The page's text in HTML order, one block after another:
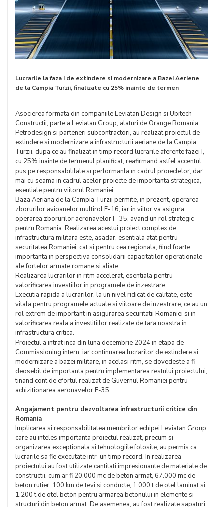
Lucrarile la faza I de extindere si modernizare a Bazei Aeriene
de la Campia Turzii, finalizate cu 25% inainte de termen
Asocierea formata din companiile Leviatan Design si Ubitech
Constructii, parte a Leviatan Group, alaturi de Orange Romania,
Petrodesign si parteneri subcontractori, au realizat proiectul de
extindere si modernizare a infrastructurii aeriane de la Campia
Turzii, dupa ce au finalizat in timp record lucrarile aferente fazei I,
cu 25% inainte de termenul planificat, reafirmand astfel accentul
pus pe responsabilitate si performanta in cadrul proiectelor, dar
mai cu seama in cadrul acelor proiecte de importanta strategica,
esentiale pentru viitorul Romaniei.
Baza Aeriana de la Campia Turzii permite, in prezent, operarea
zborurilor avioanelor multirol F-16, iar in viitor va asigura
operarea zborurilor aeronavelor F-35, avand un rol strategic
pentru Romania. Realizarea acestui proiect complex de
infrastructura militara este, asadar, esentiala atat pentru
securitatea Romaniei, cat si pentru cea regionala, fiind foarte
importanta in perspectiva consolidarii capacitatilor operationale
ale fortelor armate romane si aliate.
Realizarea lucrarilor in ritm accelerat, esentiala pentru
valorificarea investiilor in programele de inzestrare
Executia rapida a lucrarilor, la un nivel ridicat de calitate, este
vitala pentru programele actuale si viitoare de inzestrare, ce au un
rol extrem de important in asigurarea securitatii Romaniei si in
valorificarea reala a investitiilor realizate de tara noastra in
infrastructura critica.
Proiectul a intrat inca din luna decembrie 2024 in etapa de
Commissioning intern, iar continuarea lucrarilor de extindere si
modernizare a bazei militare, in acelasi ritm, se dovedeste a fi
deosebit de importanta pentru implementarea restului proiectului,
tinand cont de efortul realizat de Guvernul Romaniei pentru
achizitionarea aeronavelor F-35.
Angajament pentru dezvoltarea infrastructurii critice din
Romania
Implicarea si responsabilitatea membrilor echipei Leviatan Group,
care au inteles importanta proiectul realizat, precum si
organizarea exceptionala si tehnologiile folosite, au permis ca
lucrarile sa fie executate intr-un timp record. In realizarea
proiectului au fost utilizate cantitati impresionante de materiale de
constructii, cum ar fi 20.000 mc de beton armat, 67.000 mc de
beton rutier, 100 km de tevi si conducte, 1.000 t de otel laminat si
1.200 t de otel beton pentru armarea betonului in elemente si
structuri din beton armat. De asemenea, au fost realizate sapaturi